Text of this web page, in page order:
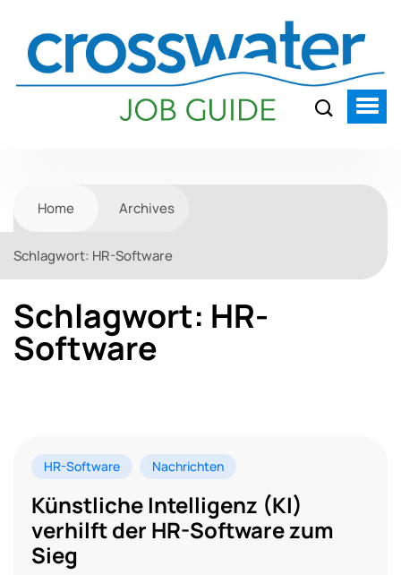
Home Archives
Schlagwort: HR-Software
Schlagwort: HR-
Software
HR-Software Nachrichten
Künstliche Intelligenz (KI)
verhilft der HR-Software zum
Sieg